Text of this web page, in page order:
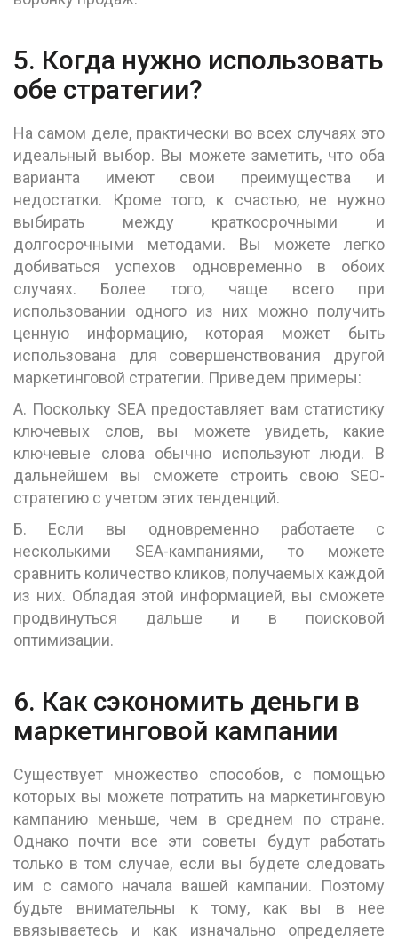
5. Когда нужно использовать
обе стратегии?
На самом деле, практически во всех случаях это
идеальный выбор. Вы можете заметить, что оба
варианта имеют свои преимущества и
недостатки. Кроме того, к счастью, не нужно
выбирать между краткосрочными и
долгосрочными методами. Вы можете легко
добиваться успехов одновременно в обоих
случаях. Более того, чаще всего при
использовании одного из них можно получить
ценную информацию, которая может быть
использована для совершенствования другой
маркетинговой стратегии. Приведем примеры:
A. Поскольку SEA предоставляет вам статистику
ключевых слов, вы можете увидеть, какие
ключевые слова обычно используют люди. В
дальнейшем вы сможете строить свою SEO-
стратегию с учетом этих тенденций.
Б. Если вы одновременно работаете с
несколькими SEA-кампаниями, то можете
сравнить количество кликов, получаемых каждой
из них. Обладая этой информацией, вы сможете
продвинуться дальше и в поисковой
оптимизации.
6. Как сэкономить деньги в
маркетинговой кампании
Существует множество способов, с помощью
которых вы можете потратить на маркетинговую
кампанию меньше, чем в среднем по стране.
Однако почти все эти советы будут работать
только в том случае, если вы будете следовать
им с самого начала вашей кампании. Поэтому
будьте внимательны к тому, как вы в нее
ввязываетесь и как изначально определяете